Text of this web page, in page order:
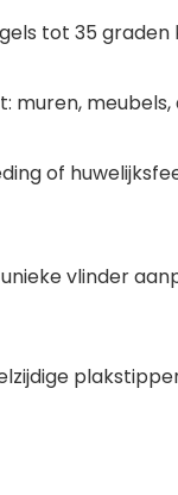
tot 35 graden
meubels,
of
vlinder